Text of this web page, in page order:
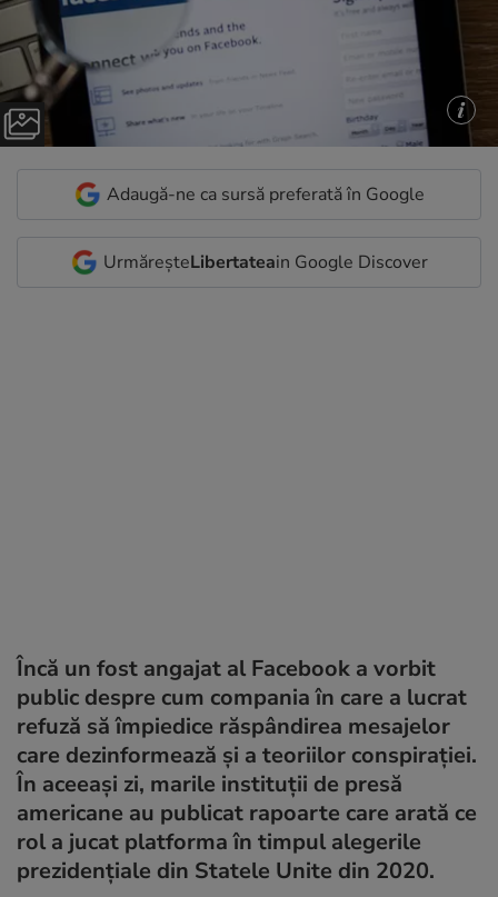
Adaugă-ne ca sursă preferată în Google
UrmăreșteLibertateain Google Discover
Încă un fost angajat al Facebook a vorbit
public despre cum compania în care a lucrat
refuză să împiedice răspândirea mesajelor
care dezinformează și a teoriilor conspirației.
În aceeași zi, marile instituții de presă
americane au publicat rapoarte care arată ce
rol a jucat platforma în timpul alegerile
prezidențiale din Statele Unite din 2020.